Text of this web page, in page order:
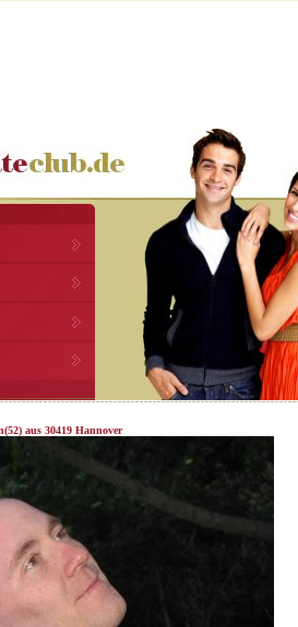
aus 30419 Hannover